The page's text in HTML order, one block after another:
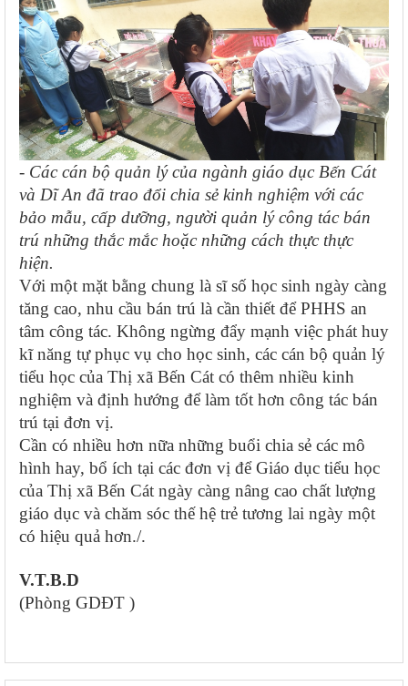
- Các cán bộ quản lý của ngành giáo dục Bến Cát
và Dĩ An đã trao đổi chia sẻ kinh nghiệm với các
bảo mẫu, cấp dưỡng, người quản lý công tác bán
trú những thắc mắc hoặc những cách thực thực
hiện.
Với một mặt bằng chung là sĩ số học sinh ngày càng
tăng cao, nhu cầu bán trú là cần thiết để PHHS an
tâm công tác. Không ngừng đẩy mạnh việc phát huy
kĩ năng tự phục vụ cho học sinh, các cán bộ quản lý
tiểu học của Thị xã Bến Cát có thêm nhiều kinh
nghiệm và định hướng để làm tốt hơn công tác bán
trú tại đơn vị.
Cần có nhiều hơn nữa những buổi chia sẻ các mô
hình hay, bổ ích tại các đơn vị để Giáo dục tiểu học
của Thị xã Bến Cát ngày càng nâng cao chất lượng
giáo dục và chăm sóc thế hệ trẻ tương lai ngày một
có hiệu quả hơn./.
V.T.B.D
(Phòng GDĐT )